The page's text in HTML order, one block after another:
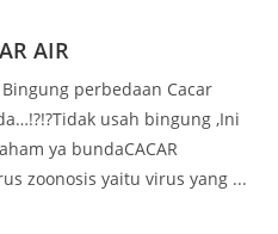
AIR
Bingung perbedaan Cacar
usah bingung ,Ini
ya bundaCACAR
zoonosis yaitu virus yang ...